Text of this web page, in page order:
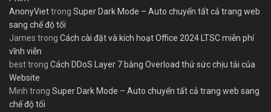
AnonyViettrong Super Dark Mode – Auto chuyển tất cả trang web
sang chế độ tối
James trong Cách cài đặt và kích hoạt Office 2024 LTSC miễn phí
vĩnh viễn
besttrong Cách DDoS Layer 7 bằng Overload thử sức chịu tải của
Website
Minh trong Super Dark Mode – Auto chuyển tất cả trang web sang
chế độ tối